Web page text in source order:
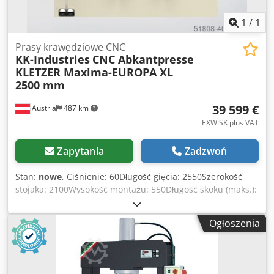
1 / 1
Austria 487 km
Prasy krawędziowe CNC
KK-Industries CNC Abkantpresse
KLETZER Maxima-EUROPA XL
2500 mm
39 599 €
EXW SK plus VAT
Zapytania Zadzwoń
Stan: nowe, Ciśnienie: 60Długość gięcia: 2550Szerokość
stojaka: 2100Wysokość montażu: 550Długość skoku (maks.):
270Gardło stojaka: 450Wymiary (dł. x szer. x wys.): 3220 x
2250 x 2560Waga ok.: 5200Moc silnika: 5,5 Wyposażenie
standardowe: KK-Industries uczestniczyła w produkcji i
obecnie sama produkuje prasy krawędziowe i nożyce
gilotynowe według pomysłu. Stworzyliśmy wysokiej jakości
model dla Europy. Prasa krawędziowa CNC KLETZER
Ogłoszenia